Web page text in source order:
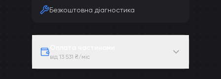
Безкоштовна діагностика
від 13 531 ₴/міс